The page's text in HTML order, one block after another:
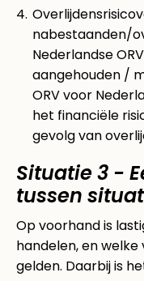
nabestaanden/
Nederlandse
aangehouden /
ORV voor
het financiële
gevolg van
Situatie 3 -
tussen
Op voorhand is
handelen, en
gelden. Daarbij is